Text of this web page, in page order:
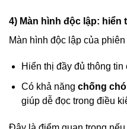
4) Màn hình độc lập: hiển
Màn hình độc lập của
Hiển thị đầy đủ thông tin
Có khả năng chống
giúp dễ đọc trong điều